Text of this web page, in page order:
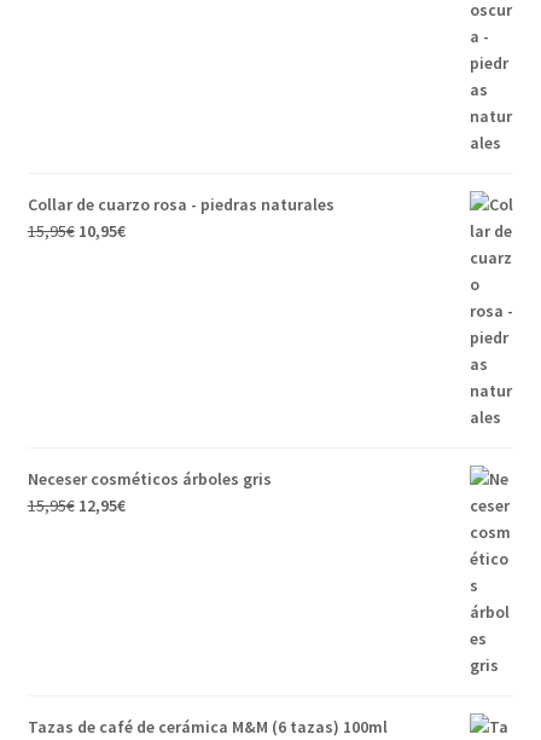
Collar de cuarzo rosa - piedras naturales
15,95€ 10,95€
Neceser cosméticos árboles gris
15,95€ 12,95€
Tazas de café de cerámica M&M (6 tazas) 100ml